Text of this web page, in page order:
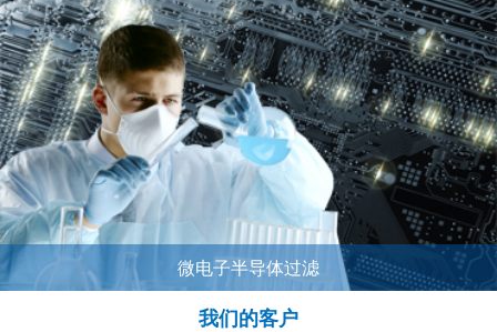
微电子半导体过滤
我们的客户